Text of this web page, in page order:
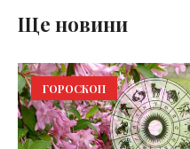
Ще новини
ГОРОСКОП